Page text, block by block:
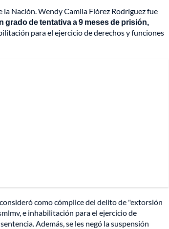
Nación. Wendy Camila Flórez Rodríguez fue
de tentativa a 9 meses de prisión,
para el ejercicio de derechos y funciones
como cómplice del delito de "extorsión
e inhabilitación para el ejercicio de
Además, se les negó la suspensión